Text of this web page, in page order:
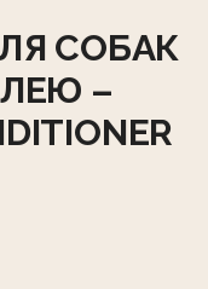
СОБАК
–